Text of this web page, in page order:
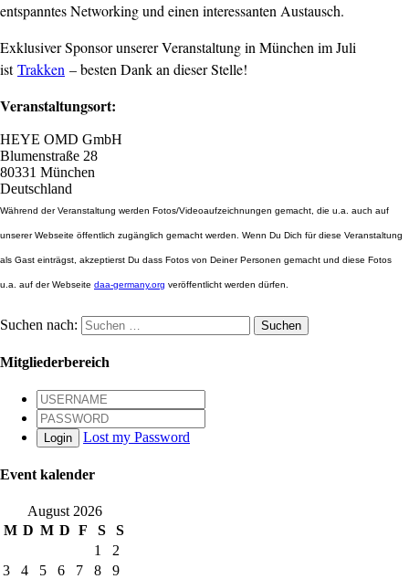
entspanntes Networking und einen interessanten Austausch.
Exklusiver Sponsor unserer Veranstaltung in München im Juli
istTrakken – besten Dank an dieser Stelle!
Veranstaltungsort:
HEYE OMD GmbH
Blumenstraße 28
80331 München
Deutschland
Während der Veranstaltung werden Fotos/Videoaufzeichnungen gemacht, die u.a. auch auf
unserer Webseite öffentlich zugänglich gemacht werden. Wenn Du Dich für diese Veranstaltung
als Gast einträgst, akzeptierst Du dass Fotos von Deiner Personen gemacht und diese Fotos
u.a. auf der Webseite daa-germany.org veröffentlicht werden dürfen.
Suchen nach:
Mitgliederbereich
Login Lost my Password
Event kalender
August 2026
M D M D F S
S
1
2
3
4 5 6 7 8
9